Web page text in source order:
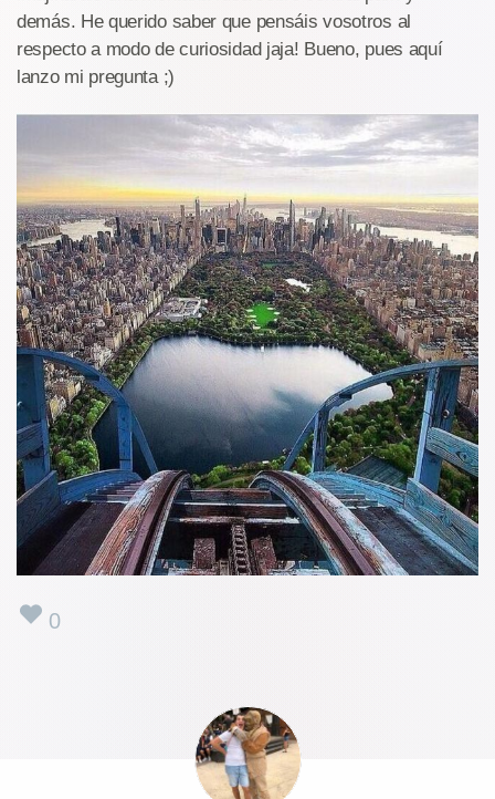
demás. He querido saber que pensáis vosotros al
respecto a modo de curiosidad jaja! Bueno, pues aquí
lanzo mi pregunta ;)
0